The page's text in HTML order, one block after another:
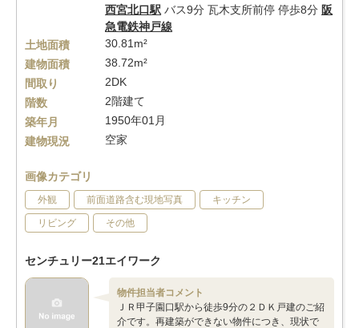
西宮北口駅 バス9分 瓦木支所前停 停歩8分 阪
急電鉄神戸線
土地面積
30.81m²
建物面積
38.72m²
間取り
2DK
階数
2階建て
築年月
1950年01月
建物現況
空家
画像カテゴリ
外観 前面道路含む現地写真 キッチン
リビング その他
センチュリー21エイワーク
物件担当者コメント
ＪＲ甲子園口駅から徒歩9分の２ＤＫ戸建のご紹
介です。再建築ができない物件につき、現状で